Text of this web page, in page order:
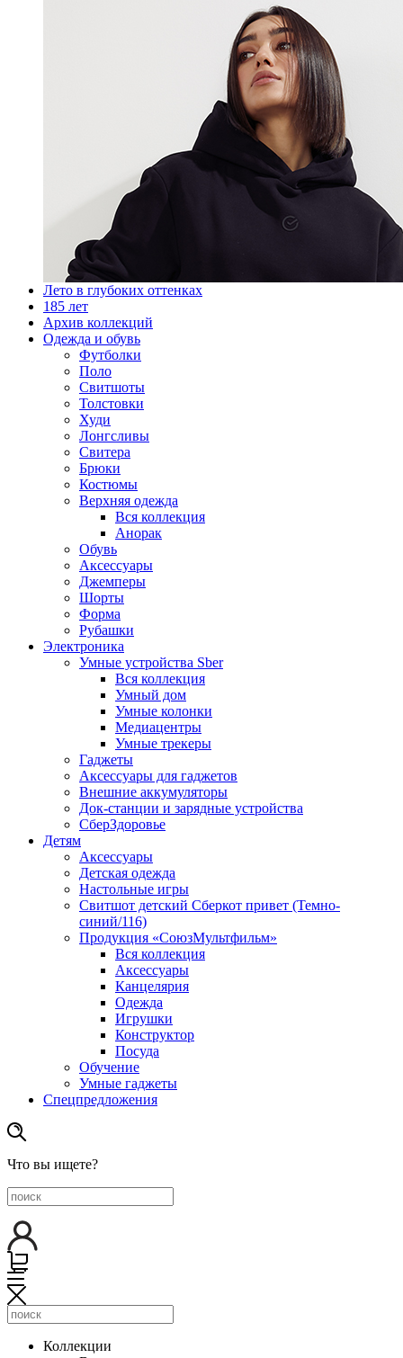
Лето в глубоких оттенках
185 лет
Архив коллекций
Одежда и обувь
Футболки
Поло
Свитшоты
Толстовки
Худи
Лонгсливы
Свитера
Брюки
Костюмы
Верхняя одежда
Вся коллекция
Анорак
Обувь
Аксессуары
Джемперы
Шорты
Форма
Рубашки
Электроника
Умные устройства Sber
Вся коллекция
Умный дом
Умные колонки
Медиацентры
Умные трекеры
Гаджеты
Аксессуары для гаджетов
Внешние аккумуляторы
Док-станции и зарядные устройства
СберЗдоровье
Детям
Аксессуары
Детская одежда
Настольные игры
Свитшот детский Сберкот привет (Темно-
синий/116)
Продукция «СоюзМультфильм»
Вся коллекция
Аксессуары
Канцелярия
Одежда
Игрушки
Конструктор
Посуда
Обучение
Умные гаджеты
Спецпредложения
Что вы ищете?
Коллекции